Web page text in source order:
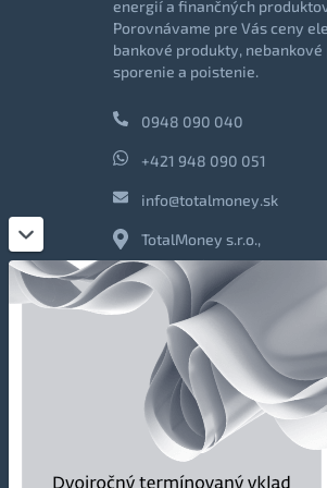
energií a finančných
Porovnávame pre Vás ceny
bankové produkty,
sporenie a poistenie.
0948 090 040
+421 948 090 051
info@totalmoney.sk
TotalMoney s.r.o.,
Levočská 866, Poprad,
-Reklama- Podmienky
osobných údajov-Cookies
Finančné sprostredkovanie-
Affiliate - partnerský program